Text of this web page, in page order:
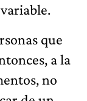
que
a la
no